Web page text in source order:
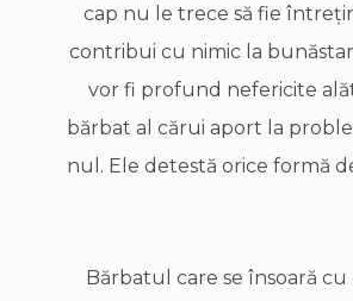
cap nu le trece să fie
contribui cu nimic la
vor fi profund nefericite
bărbat al cărui aport la
nul. Ele detestă orice formă
Bărbatul care se însoară cu